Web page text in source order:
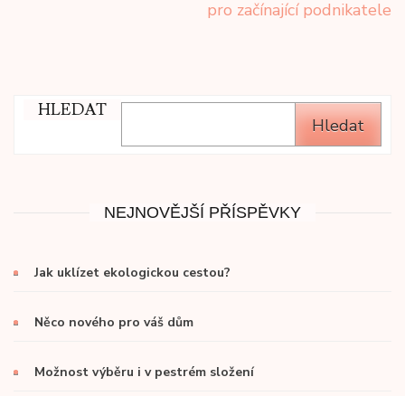
pro začínající podnikatele
HLEDAT
Hledat
NEJNOVĚJŠÍ PŘÍSPĚVKY
Jak uklízet ekologickou cestou?
Něco nového pro váš dům
Možnost výběru i v pestrém složení